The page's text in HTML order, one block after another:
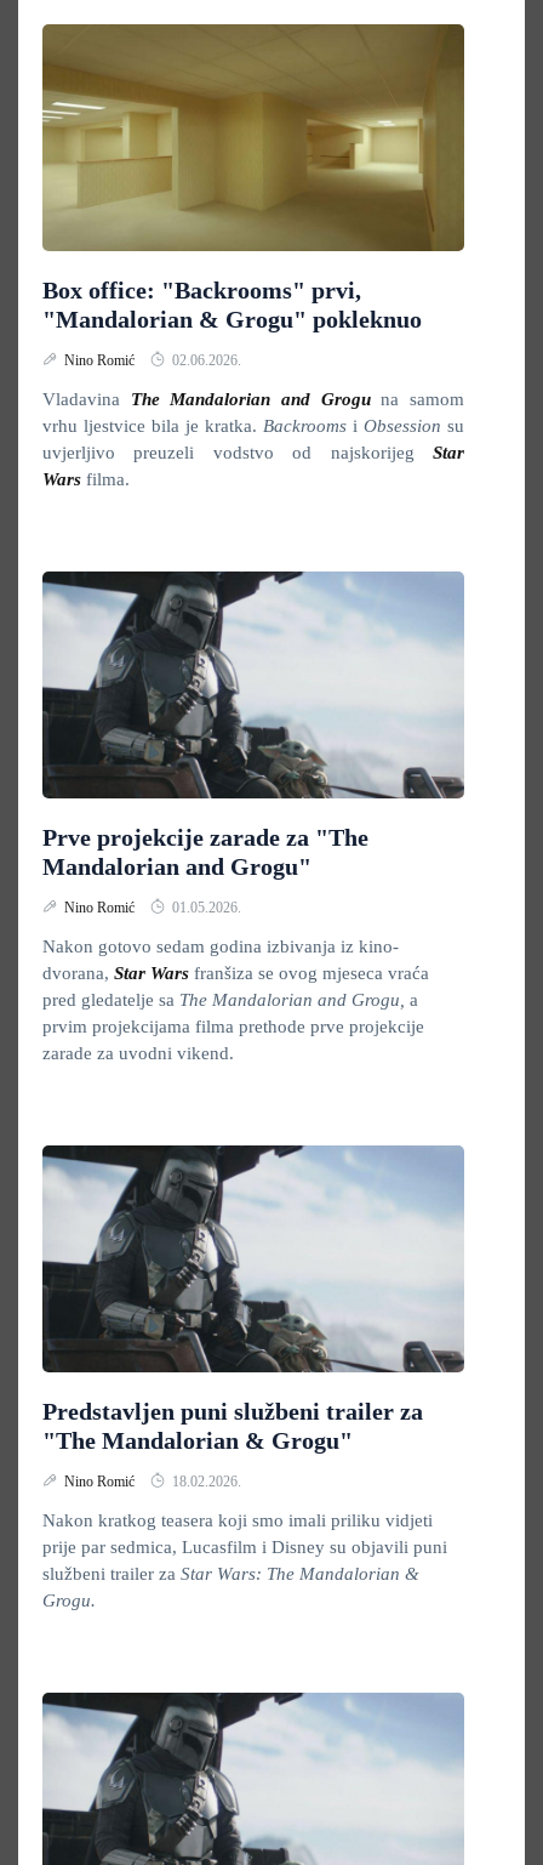
Box office: "Backrooms" prvi,
"Mandalorian & Grogu" pokleknuo
Nino Romić 02.06.2026.
Vladavina The Mandalorian and Grogu na samom
vrhu ljestvice bila je kratka. Backrooms i Obsession su
uvjerljivo preuzeli vodstvo od najskorijeg Star
Wars filma.
Prve projekcije zarade za "The
Mandalorian and Grogu"
Nino Romić 01.05.2026.
Nakon gotovo sedam godina izbivanja iz kino-
dvorana, Star Wars franšiza se ovog mjeseca vraća
pred gledatelje sa The Mandalorian and Grogu, a
prvim projekcijama filma prethode prve projekcije
zarade za uvodni vikend.
Predstavljen puni službeni trailer za
"The Mandalorian & Grogu"
Nino Romić 18.02.2026.
Nakon kratkog teasera koji smo imali priliku vidjeti
prije par sedmica, Lucasfilm i Disney su objavili puni
službeni trailer za Star Wars: The Mandalorian &
Grogu.